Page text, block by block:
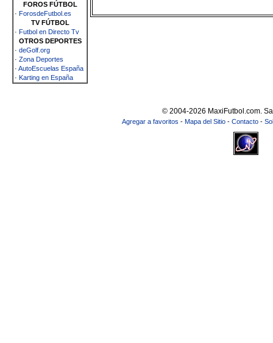
FOROS FÚTBOL
· ForosdeFutbol.es
TV FÚTBOL
· Futbol en Directo Tv
OTROS DEPORTES
· deGolf.org
· Zona Deportes
· AutoEscuelas España
· Karting en España
© 2004-2026 MaxiFutbol.com.
Agregar a favoritos - Mapa del Sitio - Contacto -